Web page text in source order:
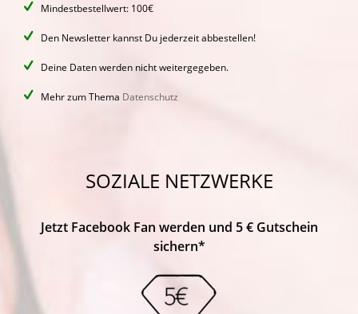
Mindestbestellwert: 100€
Den Newsletter kannst Du jederzeit abbestellen!
Deine Daten werden nicht weitergegeben.
Mehr zum Thema Datenschutz
SOZIALE NETZWERKE
Jetzt Facebook Fan werden und 5 € Gutschein
sichern*